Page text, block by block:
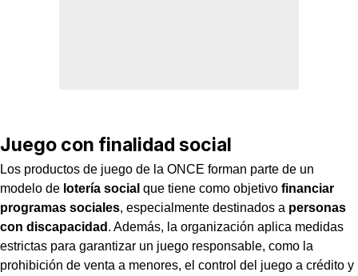
Juego con finalidad social
Los productos de juego de la ONCE forman parte de un
modelo de lotería social que tiene como objetivo financiar
programas sociales, especialmente destinados a personas
con discapacidad . Además, la organización aplica medidas
estrictas para garantizar un juego responsable, como la
prohibición de venta a menores, el control del juego a crédito y